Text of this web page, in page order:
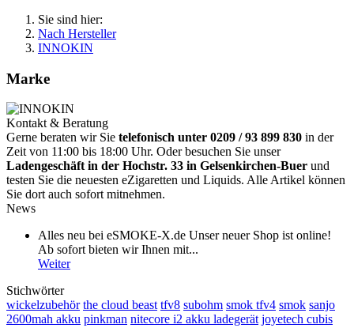
Sie sind hier:
Nach Hersteller
INNOKIN
Marke
Kontakt & Beratung
Gerne beraten wir Sie telefonisch unter 0209 / 93 899 830 in der
Zeit von 11:00 bis 18:00 Uhr. Oder besuchen Sie unser
Ladengeschäft in der Hochstr. 33 in Gelsenkirchen-Buer und
testen Sie die neuesten eZigaretten und Liquids. Alle Artikel können
Sie dort auch sofort mitnehmen.
News
Alles neu bei eSMOKE-X.de Unser neuer Shop ist online!
Ab sofort bieten wir Ihnen mit...
Weiter
Stichwörter
wickelzubehör the cloud beast tfv8 subohm smok tfv4 smok sanjo
2600mah akku pinkman nitecore i2 akku ladegerät joyetech cubis